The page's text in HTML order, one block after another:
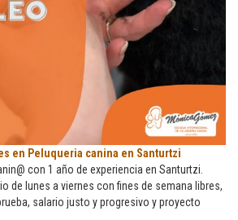
en Peluqueria canina en Santurtzi
con 1 año de experiencia en Santurtzi.
de lunes a viernes con fines de semana libres,
salario justo y progresivo y proyecto